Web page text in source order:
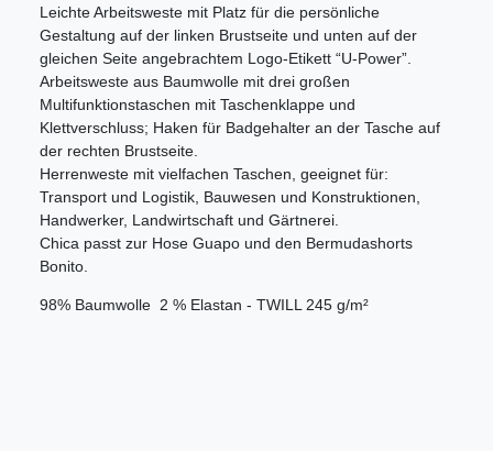
Leichte Arbeitsweste mit Platz für die persönliche
Gestaltung auf der linken Brustseite und unten auf der
gleichen Seite angebrachtem Logo-Etikett “U-Power”.
Arbeitsweste aus Baumwolle mit drei großen
Multifunktionstaschen mit Taschenklappe und
Klettverschluss; Haken für Badgehalter an der Tasche auf
der rechten Brustseite.
Herrenweste mit vielfachen Taschen, geeignet für:
Transport und Logistik, Bauwesen und Konstruktionen,
Handwerker, Landwirtschaft und Gärtnerei.
Chica passt zur Hose Guapo und den Bermudashorts
Bonito.
98% Baumwolle  2 % Elastan - TWILL 245 g/m²